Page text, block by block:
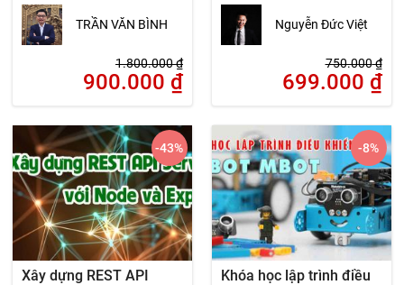
TRẦN VĂN BÌNH
1.800.000₫
900.000 ₫
Nguyễn Đức Việt
750.000₫
699.000 ₫
Xây dựng REST API
-43%
Khóa học lập trình điều
-8%